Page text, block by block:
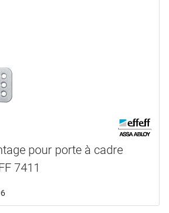
pour porte à cadre
7411